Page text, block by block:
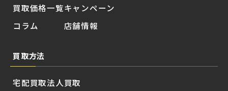
買取価格一覧
コラム
キャンペーン
店舗情報
買取方法
宅配買取法人買取